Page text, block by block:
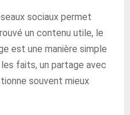
sociaux permet
un contenu utile, le
est une manière simple
faits, un partage avec
souvent mieux